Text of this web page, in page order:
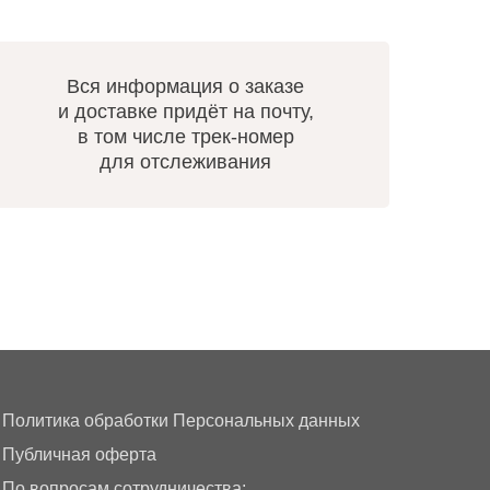
Вся информация о заказе
и доставке придёт на почту,
в том числе трек-номер
для отслеживания
Политика обработки Персональных данных
Публичная оферта